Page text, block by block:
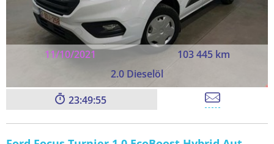
11/10/2021
103 445 km
2.0 Dieselöl
23:49:54